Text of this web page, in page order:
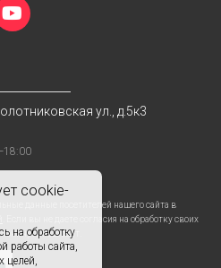
cookie-
на обработку
работы сайта,
целей,
ул., д.5к3
данные посетителей нашего сайта в
. Если вы не даете согласия на обработку своих
наш сайт.